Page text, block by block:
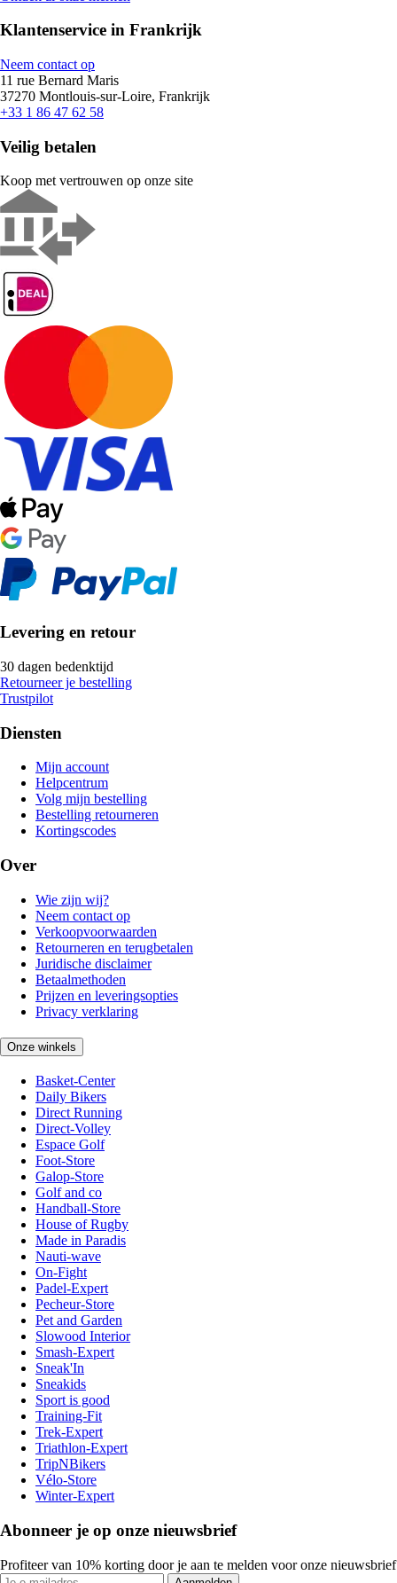
Klantenservice in Frankrijk
Neem contact op
11 rue Bernard Maris
37270 Montlouis-sur-Loire, Frankrijk
+33 1 86 47 62 58
Veilig betalen
Koop met vertrouwen op onze site
Levering en retour
30 dagen bedenktijd
Retourneer je bestelling
Trustpilot
Diensten
Mijn account
Helpcentrum
Volg mijn bestelling
Bestelling retourneren
Kortingscodes
Over
Wie zijn wij?
Neem contact op
Verkoopvoorwaarden
Retourneren en terugbetalen
Juridische disclaimer
Betaalmethoden
Prijzen en leveringsopties
Privacy verklaring
Onze winkels
Basket-Center
Daily Bikers
Direct Running
Direct-Volley
Espace Golf
Foot-Store
Galop-Store
Golf and co
Handball-Store
House of Rugby
Made in Paradis
Nauti-wave
On-Fight
Padel-Expert
Pecheur-Store
Pet and Garden
Slowood Interior
Smash-Expert
Sneak'In
Sneakids
Sport is good
Training-Fit
Trek-Expert
Triathlon-Expert
TripNBikers
Vélo-Store
Winter-Expert
Abonneer je op onze nieuwsbrief
Profiteer van 10% korting door je aan te melden voor onze nieuwsbrief